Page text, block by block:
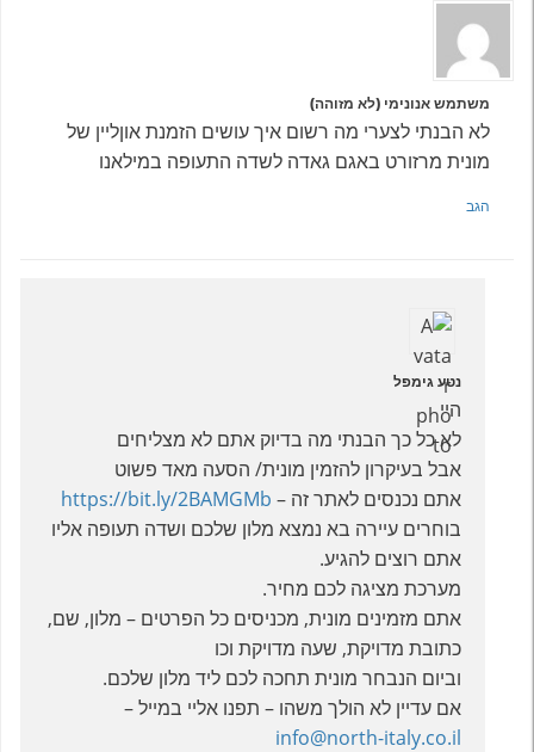
משתמש אנונימי (לא מזוהה)
לא הבנתי לצערי מה רשום איך עושים הזמנת אוןליין של
מונית מרזורט באגם גאדה לשדה התעופה במילאנו
הגב
נטע גימפל
היי
לא כל כך הבנתי מה בדיוק אתם לא מצליחים
אבל בעיקרון להזמין מונית/ הסעה מאד פשוט
אתם נכנסים לאתר זה – https://bit.ly/2BAMGMb
בוחרים עיירה בא נמצא מלון שלכם ושדה תעופה אליו
אתם רוצים להגיע.
מערכת מציגה לכם מחיר.
אתם מזמינים מונית, מכניסים כל הפרטים – מלון, שם,
כתובת מדויקת, שעה מדויקת וכו
וביום הנבחר מונית תחכה לכם ליד מלון שלכם.
אם עדיין לא הולך משהו – תפנו אליי במייל –
info@north-italy.co.il